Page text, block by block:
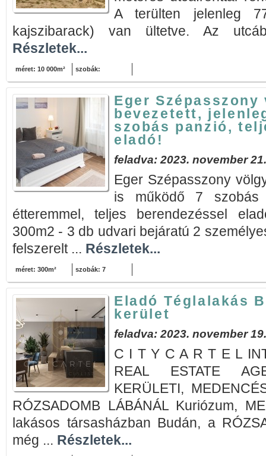
A terülten jelenleg
kajszibarack) van ültetve. Az
Részletek...
méret: 10 000m² szobák:
Eger Szépasszony
bevezetett,
szobás panzió,
eladó!
feladva: 2023. november 21.
Eger Szépasszony
is működő 7 szobás
étteremmel, teljes berendezéssel
300m2 - 3 db udvari bejáratú 2
felszerelt ... Részletek...
méret: 300m² szobák: 7
Eladó Téglalakás
kerület
feladva: 2023. november 19.
C I T Y C A R T E L
REAL ESTATE
KERÜLETI,
RÓZSADOMB LÁBÁNÁL Kuriózum,
lakásos társasházban Budán, a
még ... Részletek...